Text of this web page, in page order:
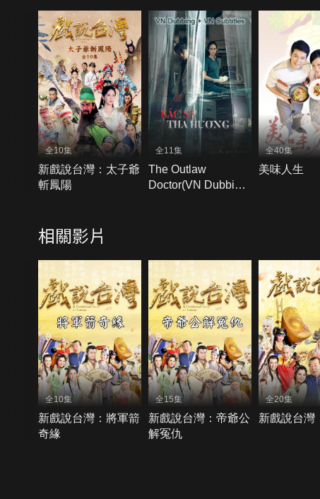
全10集
新戲說台灣：太子爺
斬鳳陽
全11集
The Outlaw
Doctor(VN Dubbing
全40集
美味人生
相關影片
全10集
新戲說台灣：將軍箭
奇緣
全15集
新戲說台灣：帝爺公
解冤仇
全20集
新戲說台灣